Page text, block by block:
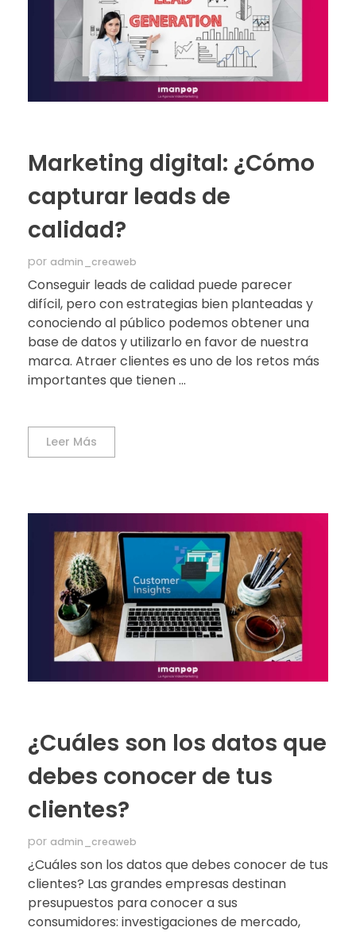
Marketing digital: ¿Cómo
capturar leads de
calidad?
por admin_creaweb
Conseguir leads de calidad puede parecer
difícil, pero con estrategias bien planteadas y
conociendo al público podemos obtener una
base de datos y utilizarlo en favor de nuestra
marca. Atraer clientes es uno de los retos más
importantes que tienen ...
Leer Más
¿Cuáles son los datos que
debes conocer de tus
clientes?
por admin_creaweb
¿Cuáles son los datos que debes conocer de tus
clientes? Las grandes empresas destinan
presupuestos para conocer a sus
consumidores: investigaciones de mercado,